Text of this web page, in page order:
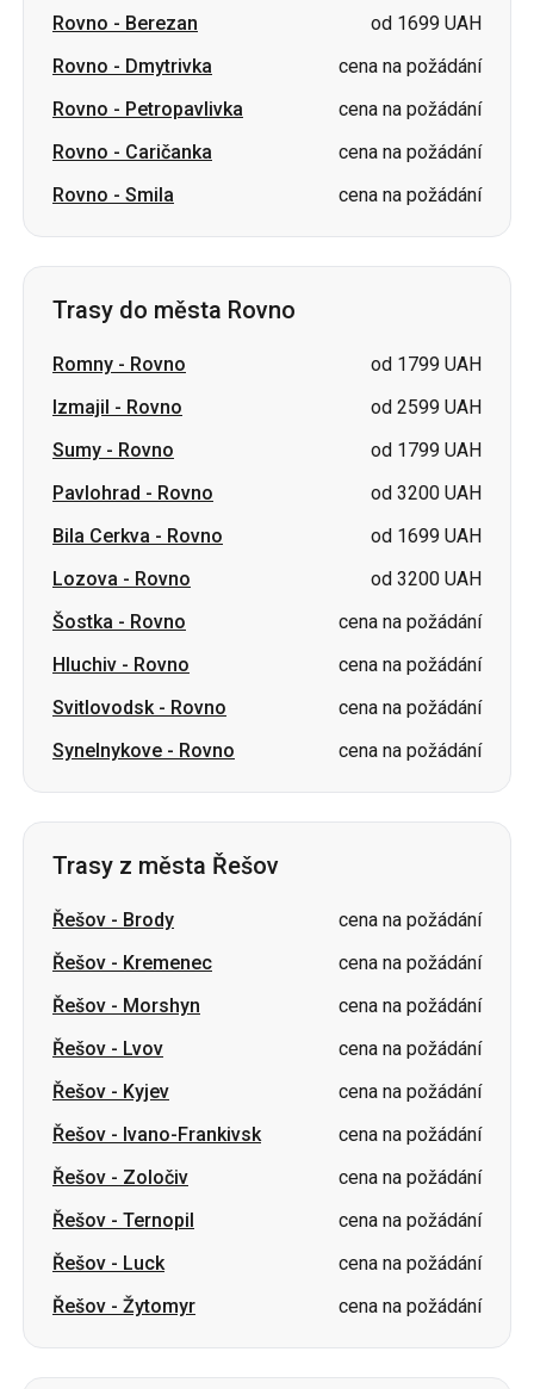
Rovno-Caričanka
cena na požádání
Rovno-Smila cena na požádání
Trasy do města Rovno
Romny-Rovno
od 1799 UAH
Sumy- Rovno
Pavlohrad-Rovno
od 3200 UAH
Bila Cerkva-Rovno
od 1699 UAH
Lozova-Rovno
od 3200 UAH
Šostka-Rovno
cena na požádání
Hluchiv-Rovno
cena na požádání
Svitlovodsk-Rovno
cena na požádání
Synelnykove-Rovno cena na požádání
Trasy z města Řešov
Řešov-Brody
cena na požádání
Řešov-Morshyn
Řešov-Lvov
cena na požádání
Řešov-Kyjev
cena na požádání
Řešov-Ivano-Frankivsk
cena na požádání
Řešov-Zoločiv
cena na požádání
Řešov-Ternopil
cena na požádání
Řešov-Luck
cena na požádání
Řešov-Žytomyr cena na požádání
Trasy do města Řešov
Oleksandrija-Řešov
od 2950 UAH